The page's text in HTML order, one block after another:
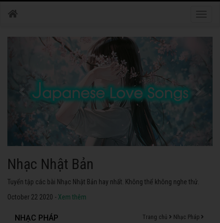
Nhạc Nhật Bản
Tuyển tập các bài Nhạc Nhật Bản hay nhất. Không thể không nghe thử.
October 22 2020 - Xem thêm
NHẠC PHÁP Trang chủ Nhạc Pháp